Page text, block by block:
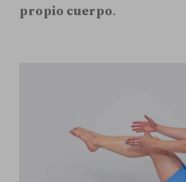
propio cuerpo.